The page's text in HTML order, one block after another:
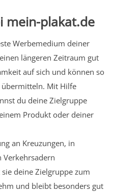
mein-plakat.de
Werbemedium deiner
längeren Zeitraum gut
auf sich und können so
übermitteln. Mit Hilfe
du deine Zielgruppe
Produkt oder deiner
an Kreuzungen, in
Verkehrsadern
deine Zielgruppe zum
und bleibt besonders gut